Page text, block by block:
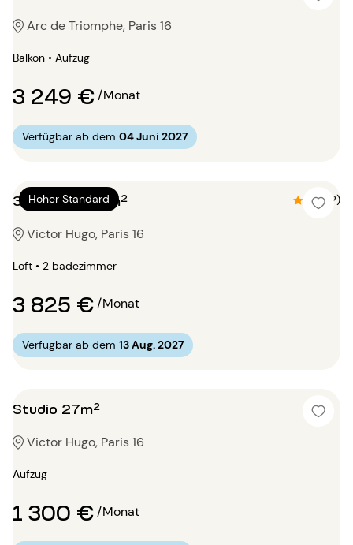
Arc de Triomphe, Paris 16
Balkon • Aufzug
3 249 €/Monat
Verfügbar ab dem 04 Juni 2027
Hoher Standard
3 Zimmer 114m² 4.5 (2)
Victor Hugo, Paris 16
Loft • 2 badezimmer
3 825 €/Monat
Verfügbar ab dem 13 Aug. 2027
Studio 27m²
Victor Hugo, Paris 16
Aufzug
1 300 €/Monat